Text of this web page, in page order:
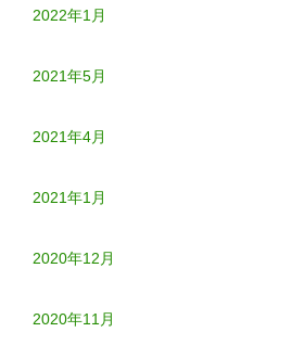
2022年1月
2021年5月
2021年4月
2021年1月
2020年12月
2020年11月